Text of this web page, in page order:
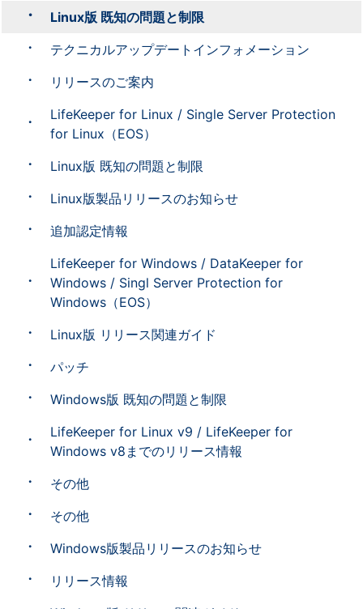
Linux版 既知の問題と制限
テクニカルアップデートインフォメーション
リリースのご案内
LifeKeeper for Linux / Single Server Protection
for Linux（EOS）
Linux版 既知の問題と制限
Linux版製品リリースのお知らせ
追加認定情報
LifeKeeper for Windows / DataKeeper for
Windows / Singl Server Protection for
Windows（EOS）
Linux版 リリース関連ガイド
パッチ
Windows版 既知の問題と制限
LifeKeeper for Linux v9 / LifeKeeper for
Windows v8までのリリース情報
その他
その他
Windows版製品リリースのお知らせ
リリース情報